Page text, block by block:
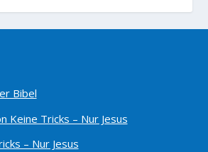
Bibel
Keine Tricks – Nur Jesus
– Nur Jesus